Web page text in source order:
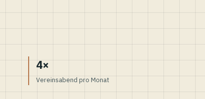
4×
Vereinsabend pro Monat